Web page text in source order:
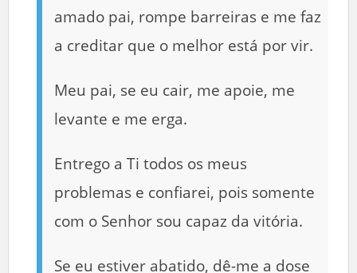
amado pai, rompe barreiras e me faz
a creditar que o melhor está por vir.
Meu pai, se eu cair, me apoie, me
levante e me erga.
Entrego a Ti todos os meus
problemas e confiarei, pois somente
com o Senhor sou capaz da vitória.
Se eu estiver abatido, dê-me a dose